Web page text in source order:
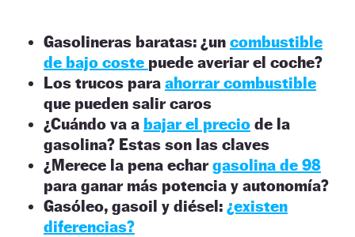
Gasolineras baratas: ¿un combustible
de bajo coste puede averiar el coche?
Los trucos para ahorrar combustible
que pueden salir caros
¿Cuándo va a bajar el precio de la
gasolina? Estas son las claves
¿Merece la pena echargasolina de 98
para ganar más potencia y autonomía?
Gasóleo, gasoil y diésel: ¿existen
diferencias?